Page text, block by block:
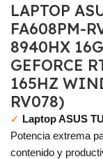
LAPTOP
FA608PM-
8940HX
GEFORCE
165HZ
RV078)
✓ Laptop ASUS
Potencia extrema
contenido y